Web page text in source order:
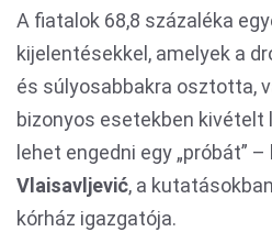
A fiatalok 68,8 százaléka
kijelentésekkel, amelyek a
és súlyosabbakra osztotta,
bizonyos esetekben kivételt
lehet engedni egy „próbát”
Vlaisavljević, a
kórház igazgatója.